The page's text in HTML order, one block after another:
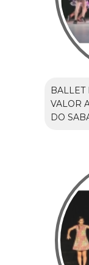
BALLET
VALOR
DO